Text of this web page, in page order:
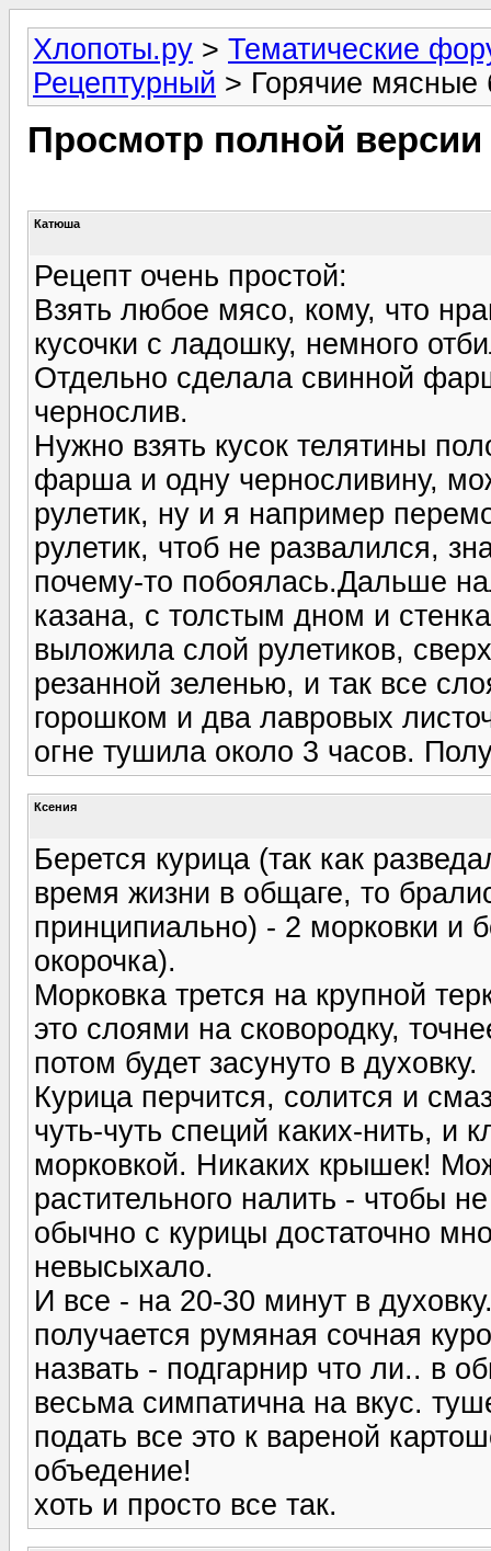
Хлопоты.ру > Тематические
Рецептурный > Горячие мясные
Просмотр полной
Катюша
Рецепт очень простой:
Взять любое мясо, кому, что
кусочки с ладошку, немного
Отдельно сделала свинной
чернослив.
Нужно взять кусок телятины
фарша и одну черносливину,
рулетик, ну и я например
рулетик, чтоб не развалился,
почему-то побоялась.Дальше
казана, с толстым дном и
выложила слой рулетиков,
резанной зеленью, и так все
горошком и два лавровых
огне тушила около 3 часов.
Ксения
Берется курица (так как
время жизни в общаге, то
принципиально) - 2 морковки и
окорочка).
Морковка трется на крупной
это слоями на сковородку,
потом будет засунуто в духовку.
Курица перчится, солится и
чуть-чуть специй каких-нить, и
морковкой. Никаких крышек!
растительного налить - чтобы
обычно с курицы достаточно
невысыхало.
И все - на 20-30 минут в
получается румяная сочная
назвать - подгарнир что ли.. в
весьма симпатична на вкус.
подать все это к вареной
объедение!
хоть и просто все так.